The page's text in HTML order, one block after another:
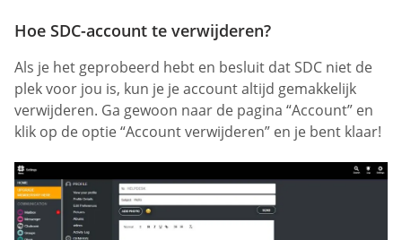
Hoe SDC-account te verwijderen?
Als je het geprobeerd hebt en besluit dat SDC niet de
plek voor jou is, kun je je account altijd gemakkelijk
verwijderen. Ga gewoon naar de pagina “Account” en
klik op de optie “Account verwijderen” en je bent klaar!